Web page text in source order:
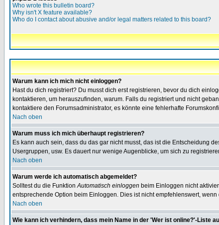
Who wrote this bulletin board?
Why isn't X feature available?
Who do I contact about abusive and/or legal matters related to this board?
Warum kann ich mich nicht einloggen?
Hast du dich registriert? Du musst dich erst registrieren, bevor du dich
kontaktieren, um herauszufinden, warum. Falls du registriert und nicht
kontaktiere den Forumsadministrator, es könnte eine fehlerhafte
Nach oben
Warum muss ich mich überhaupt registrieren?
Es kann auch sein, dass du das gar nicht musst, das ist die Entscheidung
Usergruppen, usw. Es dauert nur wenige Augenblicke, um sich zu
Nach oben
Warum werde ich automatisch abgemeldet?
Solltest du die FunktionAutomatisch einloggen beim Einloggen nicht
entsprechende Option beim Einloggen. Dies ist nicht empfehlenswert,
Nach oben
Wie kann ich verhindern, dass mein Name in der 'Wer ist online?'-Liste